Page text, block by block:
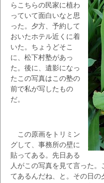
らこちらの民家に植わ
っていて面白いなと思
った。夕方、予約して
おいたホテル近くに着
いた。ちょうどそこ
に、松下村塾があっ
た。後に、遺影になっ
たこの写真はこの塾の
前で私が写したもの
だ。
この原画をトリミン
グして、事務所の壁に
貼ってある。先日ある
人がこの写真を見て言った
てあるんだね、と。その日